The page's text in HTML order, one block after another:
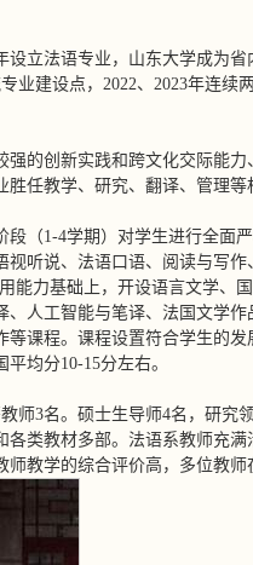
立法语专业，山东大学成为
业建设点，2022、2023年连续
的创新实践和跨文化交际能
任教学、研究、翻译、管理等
（1-4学期）对学生进行全面
听说、法语口语、阅读与写
能力基础上，开设语言文学、
人工智能与笔译、法国文学
课程。课程设置符合学生的
均分10-15分左右。
师3名。硕士生导师4名，研究
类教材多部。法语系教师充
教学的综合评价高，多位教师